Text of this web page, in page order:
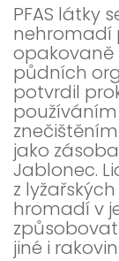
PFAS látky
nehromadí
opakovaně
půdních
potvrdil
jako
Jablonec.
z
hromadí v
jiné i